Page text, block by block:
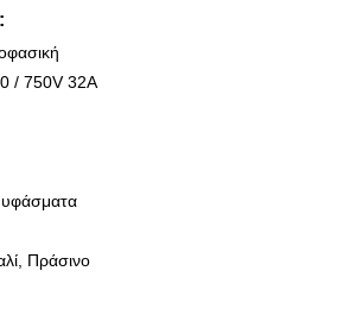
/ 750V 32A
Πράσινο